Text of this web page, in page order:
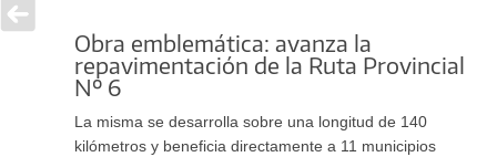
Obra emblemática: avanza la
repavimentación de la Ruta Provincial
Nº 6
La misma se desarrolla sobre una longitud de 140
kilómetros y beneficia directamente a 11 municipios